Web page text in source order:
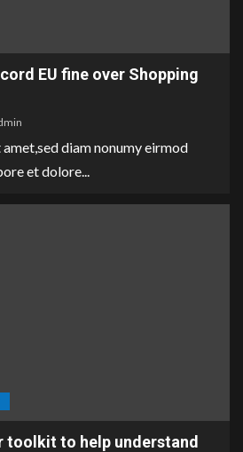
EU fine over Shopping
diam nonumy eirmod
et dolore...
toolkit to help understand